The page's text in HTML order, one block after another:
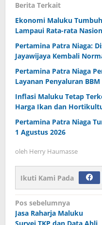
Berita Terkait
Ekonomi Maluku
Lampaui Rata-rata
Pertamina Patra Niaga:
Jayawijaya Kembali
Pertamina Patra Niaga
Layanan Penyaluran
Inflasi Maluku Tetap
Harga Ikan dan
Pertamina Patra Niaga
1 Agustus 2026
oleh Herry Haumasse
Ikuti Kami Pada
Navigasi
pos
Pos sebelumnya
Jasa Raharja Maluku